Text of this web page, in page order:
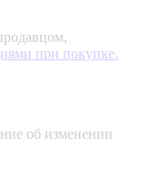
при покупке.
об изменении